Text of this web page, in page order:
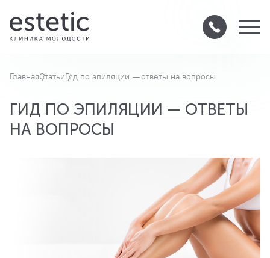
ГлавнаяСтатьиГид по эпиляции — ответы на вопросы
ГИД ПО ЭПИЛЯЦИИ — ОТВЕТЫ
НА ВОПРОСЫ